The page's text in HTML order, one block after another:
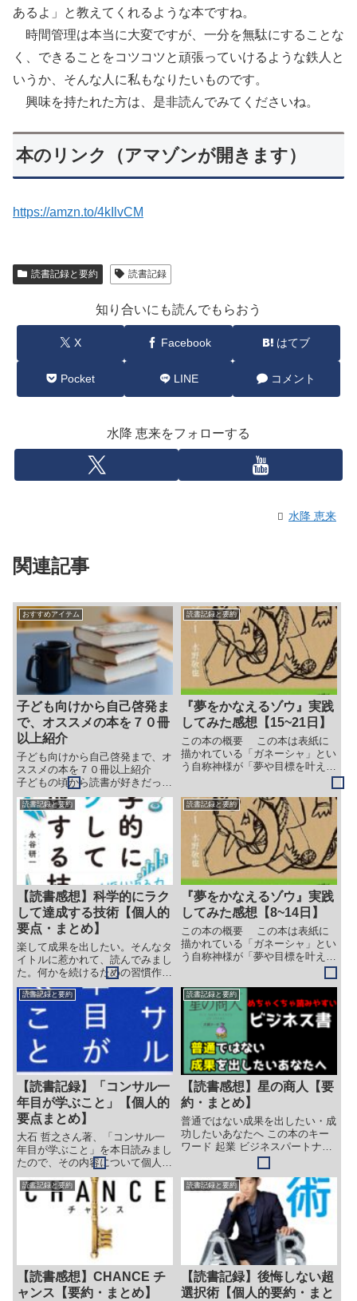
あるよ」と教えてくれるような本ですね。
時間管理は本当に大変ですが、一分を無駄にすることな
く、できることをコツコツと頑張っていけるような鉄人と
いうか、そんな人に私もなりたいものです。
興味を持たれた方は、是非読んでみてくださいね。
本のリンク（アマゾンが開きます）
https://amzn.to/4kIlvCM
読書記録と要約 読書記録
知り合いにも読んでもらおう
X Facebook はてブ
Pocket LINE コメント
水降 恵来をフォローする
水降 恵来
関連記事
おすすめアイテム
子ども向けから自己啓発ま
で、オススメの本を７０冊
以上紹介
子ども向けから自己啓発まで、オ
ススメの本を７０冊以上紹介
子どもの頃から読書が好きだった
私が、今まで読んだ本の中で、子
どもの反応が良かった本や、おす
すめの本を絵本、漫画、小説、ラ
イトノベル、ビジネス書など、ジ
ャンルにこだわらずに一覧で紹
介...
読書記録と要約
『夢をかなえるゾウ』実践
してみた感想【15~21日】
この本の概要 この本は表紙に
描かれている「ガネーシャ」とい
う自称神様が「夢や目標を叶える
ための方法」を毎日１つずつ教え
てくれるという内容です。 指定
された内容を毎日取り組むことに
よって、自分を変えることができ
るといいますが…。 さて、
で...
読書記録と要約
【読書感想】科学的にラク
して達成する技術【個人的
要点・まとめ】
楽して成果を出したい。そんなタ
イトルに惹かれて、読んでみまし
た。何かを続けるための習慣作り
の本としては、初心者向けかもし
れません。「７つの習慣」に近い
ものがありますが、あちらの方が
個人的には良いようにも思えま
す。そちらを読むのが大変、とい
う方に習慣化の基礎を伝えるため
には良い本だと思います。
読書記録と要約
『夢をかなえるゾウ』実践
してみた感想【8~14日】
この本の概要 この本は表紙に
描かれている「ガネーシャ」とい
う自称神様が「夢や目標を叶える
ための方法」を毎日１つずつ教え
てくれるという内容です。 指定
された内容を毎日取り組むことに
よって、自分を変えることができ
るといいますが…。 さて、
読書記録と要約
【読書記録】「コンサル一
年目が学ぶこと」【個人的
要点まとめ】
大石 哲之さん著、「コンサル一
年目が学ぶこと」を本日読みまし
たので、その内容について個人的
に大切に思う部分をまとめます。
本書の目的 本書は、社会人一年
目からベテランまでのみなさん
に、普遍的に役立つスキルを身に
つけてもらいたい、それも、一
読書記録と要約
【読書感想】星の商人【要
約・まとめ】
普通ではない成果を出したい・成
功したいあなたへ この本のキー
ワード 起業 ビジネスパートナー
相手を助ける 相手を知る ビジネ
ス書 ファンタジー小説 この本を
読んで分かること ビジネスで成
功するために必要なことはなにか
成功するために大切に...
読書記録と要約
【読書感想】CHANCE チ
ャンス【要約・まとめ】
読書記録と要約
【読書記録】後悔しない超
選択術【個人的要約・まと